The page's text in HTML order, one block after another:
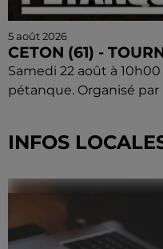
5 août 2026
CETON (61) -
Samedi 22 août à
pétanque. Organisé
INFOS